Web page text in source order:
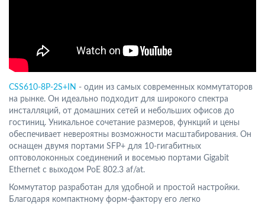
CSS610-8P-2S+IN - один из самых современных коммутаторов
на рынке. Он идеально подходит для широкого спектра
инсталляций, от домашних сетей и небольших офисов до
гостиниц. Уникальное сочетание размеров, функций и цены
обеспечивает невероятны возможности масштабирования. Он
оснащен двумя портами SFP+ для 10-гигабитных
оптоволоконных соединений и восемью портами Gigabit
Ethernet с выходом PoE 802.3 af/at.
Коммутатор разработан для удобной и простой настройки.
Благодаря компактному форм-фактору его легко